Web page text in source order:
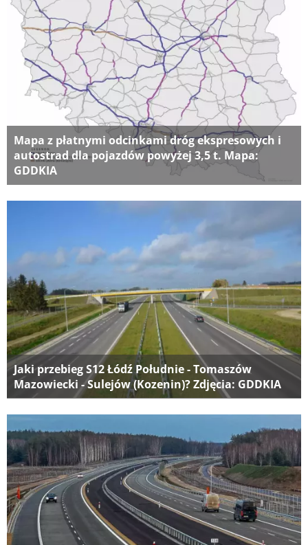
Mapa z płatnymi odcinkami dróg ekspresowych i
autostrad dla pojazdów powyżej 3,5 t. Mapa:
GDDKIA
Jaki przebieg S12 Łódź Południe - Tomaszów
Mazowiecki - Sulejów (Kozenin)? Zdjęcia: GDDKIA